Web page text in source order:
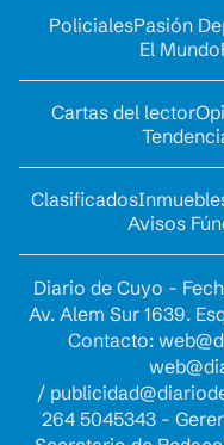
PolicialesPasión
El Mundo
Cartas del lector
Clasificados
Avisos
Diario de Cuyo -
Av. Alem Sur 1639.
Contacto:
/
264 5045343 -